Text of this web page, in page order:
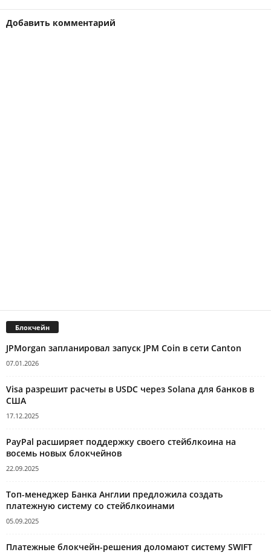
Добавить комментарий
Блокчейн
JPMorgan запланировал запуск JPM Coin в сети Canton
07.01.2026
Visa разрешит расчеты в USDC через Solana для банков в
США
17.12.2025
PayPal расширяет поддержку своего стейблкоина на
восемь новых блокчейнов
22.09.2025
Топ-менеджер Банка Англии предложила создать
платежную систему со стейблкоинами
05.09.2025
Платежные блокчейн-решения доломают систему SWIFT